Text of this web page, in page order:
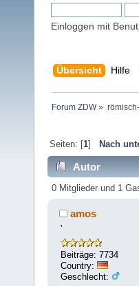
Einloggen mit
Übersicht Hilfe
Forum ZDW»
Seiten: [1] Nach
Autor
0 Mitglieder und 1
amos
'
Beiträge: 7734
Country:
Geschlecht: